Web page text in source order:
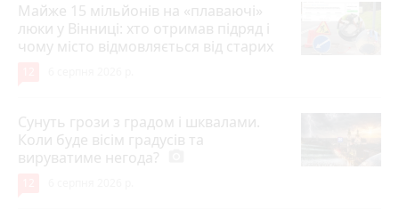
Майже 15 мільйонів на «плаваючі»
люки у Вінниці: хто отримав підряд і
чому місто відмовляється від старих
Сунуть грози з градом і шквалами.
Коли буде вісім градусів та
вируватиме негода?